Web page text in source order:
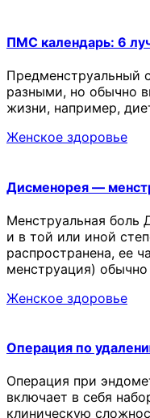
ПМС календарь: 6
Предменструальный
разными, но обычно
жизни, например,
Женское здоровье
Дисменорея —
Менструальная боль
и в той или иной
распространена, ее
менструация)
Женское здоровье
Операция по
Операция при
включает в себя
клиническую